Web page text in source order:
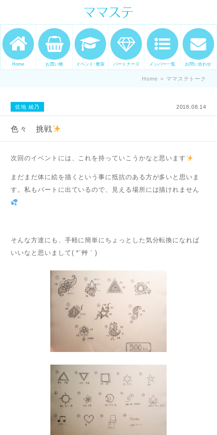
ママの才能発信します。 手づくり
表現ステージ ママステ スキル・セ
ンスを表現したいママが集まって
ます。
Home お買い物 イベント･教室 パートナーズ メンバー一覧 お問い合わせ
Home > ママステトーク
佐地 綾乃 2018.08.14
色々 挑戦
次回のイベントには、これを持っていこうかなと思います
まだまだ体に絵を描くという事に抵抗のある方が多いと思いま
す。私もパートに出ているので、見える場所には描けれません
そんな方達にも、手軽に簡単にちょっとした気分転換になれば
いいなと思いまして( *´艸｀)